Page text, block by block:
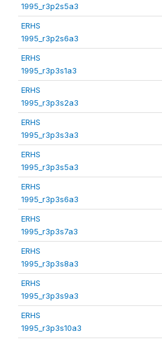
1995_r3p2s5a3
ERHS
1995_r3p2s6a3
ERHS
1995_r3p3s1a3
ERHS
1995_r3p3s2a3
ERHS
1995_r3p3s3a3
ERHS
1995_r3p3s5a3
ERHS
1995_r3p3s6a3
ERHS
1995_r3p3s7a3
ERHS
1995_r3p3s8a3
ERHS
1995_r3p3s9a3
ERHS
1995_r3p3s10a3